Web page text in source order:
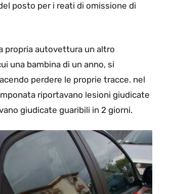
posto per i reati di omissione di
propria autovettura un altro
una bambina di un anno, si
perdere le proprie tracce. nel
riportavano lesioni giudicate
giudicate guaribili in 2 giorni.